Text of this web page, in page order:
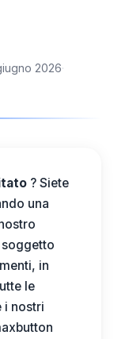
2026·
? Siete
una
soggetto
in
le
i nostri